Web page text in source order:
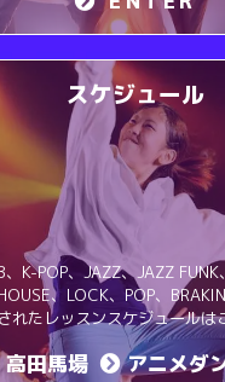
スケジュール
、K-POP、JAZZ、JAZZ
、LOCK、POP、
れたレッスンスケジュールは
高田馬場 アニメダ